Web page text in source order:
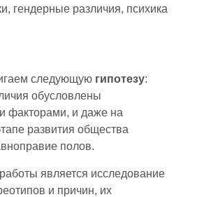
гендерные различия, психика
следующую гипотезу:
обусловлены
факторами, и даже на
развития общества
полов.
является исследование
и причин, их